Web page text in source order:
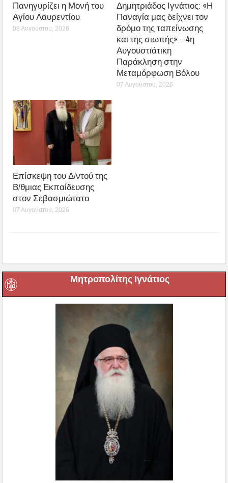
Πανηγυρίζει η Μονή του
Αγίου Λαυρεντίου
08 Αυγούστου, 2026
Δημητριάδος Ιγνάτιος: «Η
Παναγία μας δείχνει τον
δρόμο της ταπείνωσης
και της σιωπής» – 4η
Αυγουστιάτικη
Παράκληση στην
Μεταμόρφωση Βόλου
07 Αυγούστου, 2026
Επίσκεψη του Δ/ντού της
Β/θμιας Εκπαίδευσης
στον Σεβασμιώτατο
07 Αυγούστου, 2026
Μητροπολίτης Ιγνάτιος